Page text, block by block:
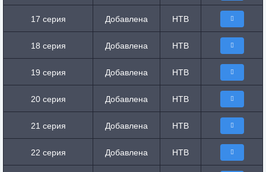
17 серия Добавлена НТВ
18 серия Добавлена НТВ
19 серия Добавлена НТВ
20 серия Добавлена НТВ
21 серия Добавлена НТВ
22 серия Добавлена НТВ